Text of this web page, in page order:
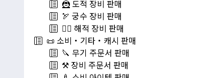
🦹 도적 장비 판매
🏹 궁수 장비 판매
🏴‍☠️ 해적 장비 판매
📜 소비・기타・캐시 판매
🔪 무기 주문서 판매
⚒️ 장비 주문서 판매